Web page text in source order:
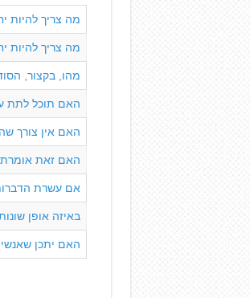
מה צריך להיות
מה צריך להיות
מהו, בקצור,
האם תוכל לתת
האם אין צורך
האם זאת אומרת
אם עשרת
באיזה אופן
האם יתכן